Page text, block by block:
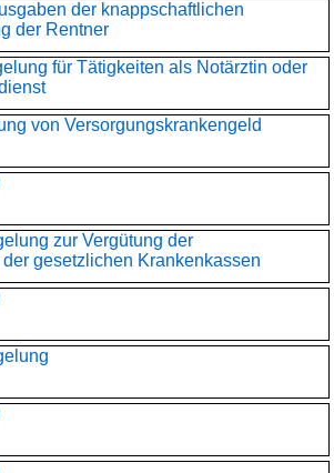
der knappschaftlichen
der Rentner
für Tätigkeiten als Notärztin oder
von Versorgungskrankengeld
zur Vergütung der
gesetzlichen Krankenkassen